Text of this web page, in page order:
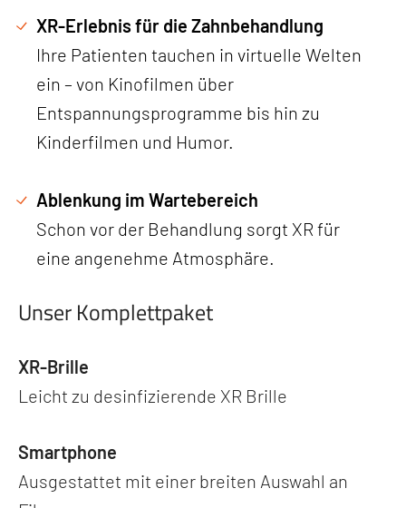
XR-Erlebnis für die Zahnbehandlung
Ihre Patienten tauchen in virtuelle Welten
ein – von Kinofilmen über
Entspannungsprogramme bis hin zu
Kinderfilmen und Humor.
Ablenkung im Wartebereich
Schon vor der Behandlung sorgt XR für
eine angenehme Atmosphäre.
Unser Komplettpaket
XR-Brille
Leicht zu desinfizierende XR Brille
Smartphone
Ausgestattet mit einer breiten Auswahl an